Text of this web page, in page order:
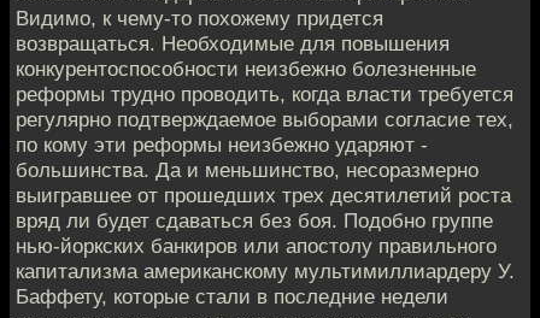
Видимо, к чему-то похожему придется
возвращаться. Необходимые для повышения
конкурентоспособности неизбежно болезненные
реформы трудно проводить, когда власти требуется
регулярно подтверждаемое выборами согласие тех,
по кому эти реформы неизбежно ударяют -
большинства. Да и меньшинство, несоразмерно
выигравшее от прошедших трех десятилетий роста
вряд ли будет сдаваться без боя. Подобно группе
нью-йоркских банкиров или апостолу правильного
капитализма американскому мультимиллиардеру У.
Баффету, которые стали в последние недели